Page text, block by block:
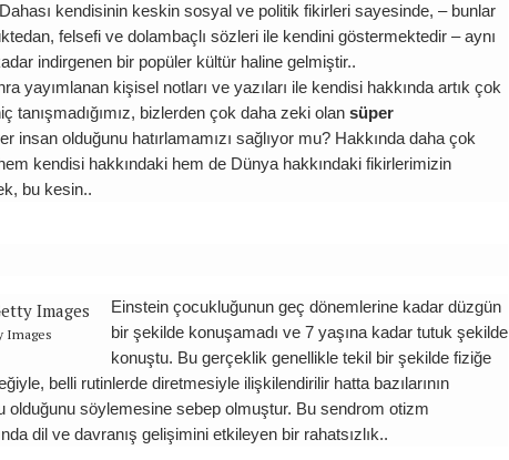
kendisinin keskin sosyal ve politik fikirleri sayesinde, – bunlar
felsefi ve dolambaçlı sözleri ile kendini göstermektedir – aynı
indirgenen bir popüler kültür haline gelmiştir..
yayımlanan kişisel notları ve yazıları ile kendisi hakkında artık çok
tanışmadığımız, bizlerden çok daha zeki olan süper
insan olduğunu hatırlamamızı sağlıyor mu? Hakkında daha çok
kendisi hakkındaki hem de Dünya hakkındaki fikirlerimizin
bu kesin..
Images
Einstein çocukluğunun geç dönemlerine kadar düzgün
bir şekilde konuşamadı ve 7 yaşına kadar tutuk şekilde
konuştu. Bu gerçeklik genellikle tekil bir şekilde fiziğe
belli rutinlerde diretmesiyle ilişkilendirilir hatta bazılarının
olduğunu söylemesine sebep olmuştur. Bu sendrom otizm
dil ve davranış gelişimini etkileyen bir rahatsızlık..